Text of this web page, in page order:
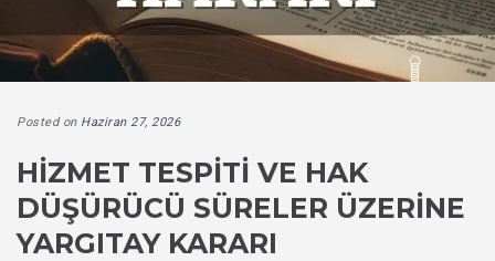
Posted on Haziran 27, 2026
HIZMET TESPITI VE HAK
DÜŞÜRÜCÜ SÜRELER ÜZERINE
YARGITAY KARARI